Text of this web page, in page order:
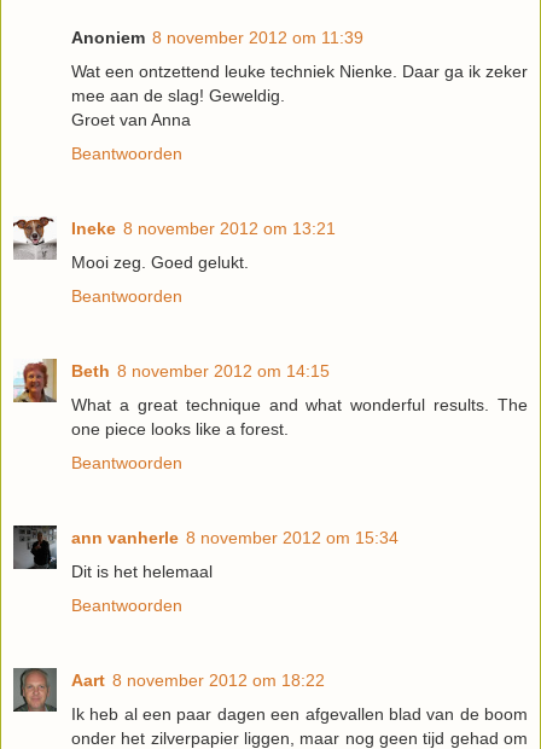
Anoniem 8 november 2012 om 11:39
Wat een ontzettend leuke techniek Nienke. Daar ga ik zeker
mee aan de slag! Geweldig.
Groet van Anna
Beantwoorden
Ineke 8 november 2012 om 13:21
Mooi zeg. Goed gelukt.
Beantwoorden
Beth 8 november 2012 om 14:15
What a great technique and what wonderful results. The
one piece looks like a forest.
Beantwoorden
ann vanherle 8 november 2012 om 15:34
Dit is het helemaal
Beantwoorden
Aart 8 november 2012 om 18:22
Ik heb al een paar dagen een afgevallen blad van de boom
onder het zilverpapier liggen, maar nog geen tijd gehad om